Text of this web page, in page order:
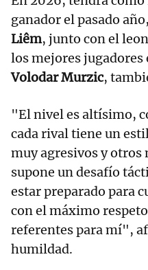
ganador el pasado
Liêm, junto con el
los mejores jugadores
Volodar Murzic,
"El nivel es altísimo,
cada rival tiene un
muy agresivos y otros
supone un desafío
estar preparado para
con el máximo
referentes para mí",
humildad.